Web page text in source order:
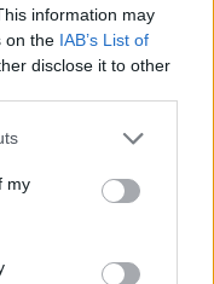
information may
on the IAB’s List of
disclose it to other
my